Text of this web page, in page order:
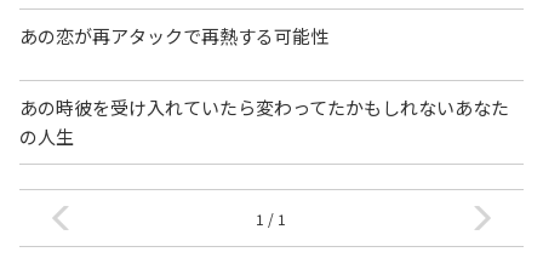
あの恋が再アタックで再熱する可能性
あの時彼を受け入れていたら変わってたかもしれないあなた
の人生
1 / 1